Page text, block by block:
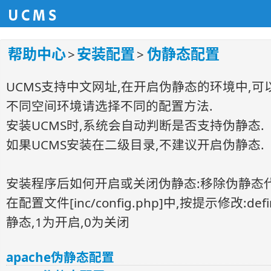
帮助中心>安装配置> 伪静态配置
UCMS支持中文网址,在开启伪静态的环境中,可
不同空间环境请选择不同的配置方法.
安装UCMS时,系统会自动判断是否支持伪静态.
如果UCMS安装在二级目录,不建议开启伪静态.
安装程序后如何开启或关闭伪静态:移除伪静态
在配置文件[inc/config.php]中,按提示修改
静态,1为开启,0为关闭
apache伪静态配置